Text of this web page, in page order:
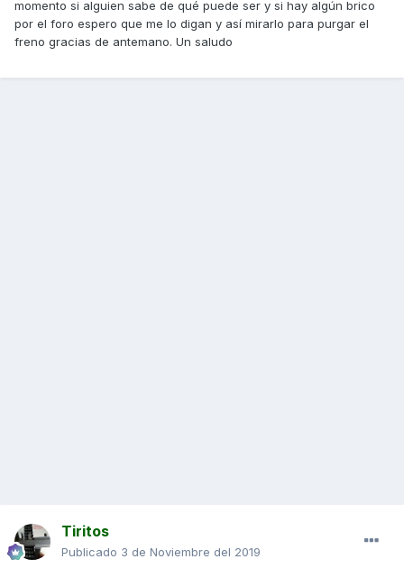
momento si alguien sabe de qué puede ser y si hay algún brico
por el foro espero que me lo digan y así mirarlo para purgar el
freno gracias de antemano. Un saludo
Tiritos
Publicado 3 de Noviembre del 2019